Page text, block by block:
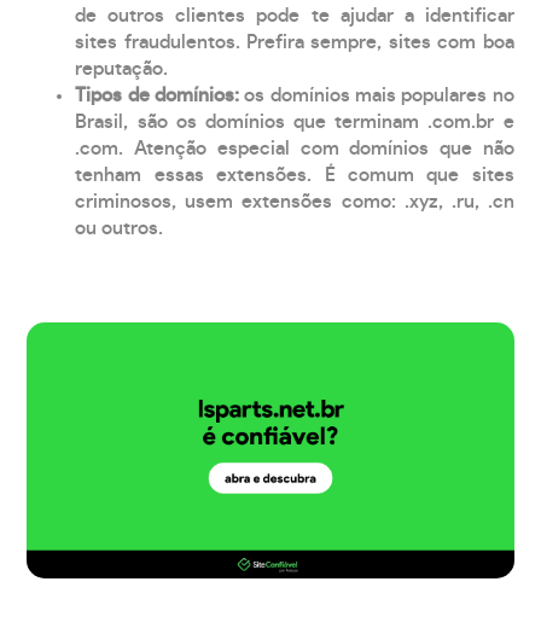
de outros clientes pode te ajudar a identificar
sites fraudulentos. Prefira sempre, sites com boa
reputação.
Tipos de domínios:os domínios mais populares no
Brasil, são os domínios que terminam .com.br e
.com. Atenção especial com domínios que não
tenham essas extensões. É comum que sites
criminosos, usem extensões como: .xyz, .ru, .cn
ou outros.